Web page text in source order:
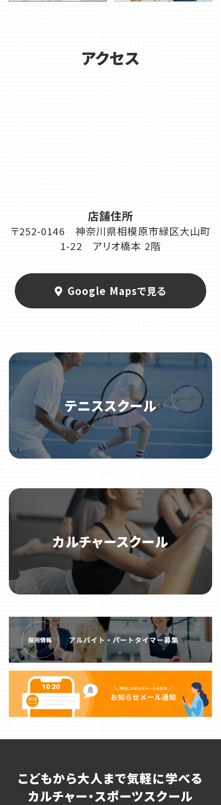
アクセス
店舗住所
〒252-0146 神奈川県相模原市緑区大山町
1-22 アリオ橋本 2階
Google Mapsで見る
テニススクール
カルチャースクール
こどもから大人まで気軽に学べる
カルチャー・スポーツスクール